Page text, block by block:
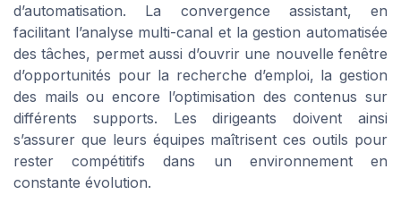
d’automatisation. La convergence assistant, en
facilitant l’analyse multi-canal et la gestion automatisée
des tâches, permet aussi d’ouvrir une nouvelle fenêtre
d’opportunités pour la recherche d’emploi, la gestion
des mails ou encore l’optimisation des contenus sur
différents supports. Les dirigeants doivent ainsi
s’assurer que leurs équipes maîtrisent ces outils pour
rester compétitifs dans un environnement en
constante évolution.